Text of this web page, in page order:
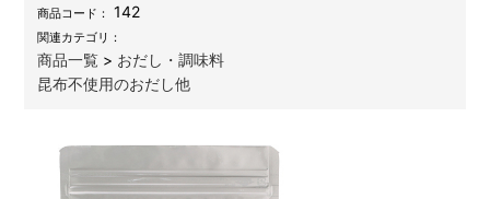
商品コード： 142
関連カテゴリ：
商品一覧 > おだし・調味料
昆布不使用のおだし他